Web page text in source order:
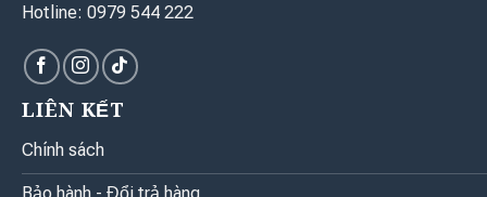
Hotline: 0979 544 222
LIÊN KẾT
Chính sách
Bảo hành - Đổi trả hàng